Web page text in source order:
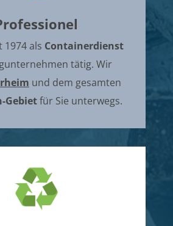
1974 als Containerdienst
tätig. Wir
und dem gesamten
Gebietfür Sie unterwegs.